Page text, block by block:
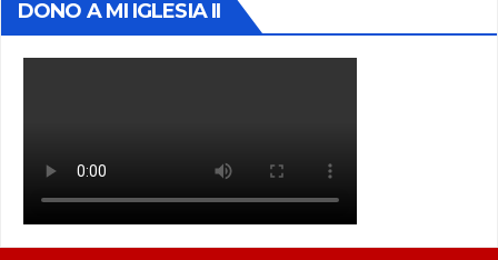
DONO A MI IGLESIA II